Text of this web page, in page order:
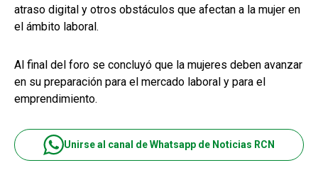
atraso digital y otros obstáculos que afectan a la mujer en
el ámbito laboral.
Al final del foro se concluyó que la mujeres deben avanzar
en su preparación para el mercado laboral y para el
emprendimiento.
Unirse al canal de Whatsapp de Noticias RCN